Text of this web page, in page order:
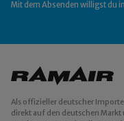
Mit dem Absenden willigst du
Als offizieller deutscher
direkt auf den deutschen